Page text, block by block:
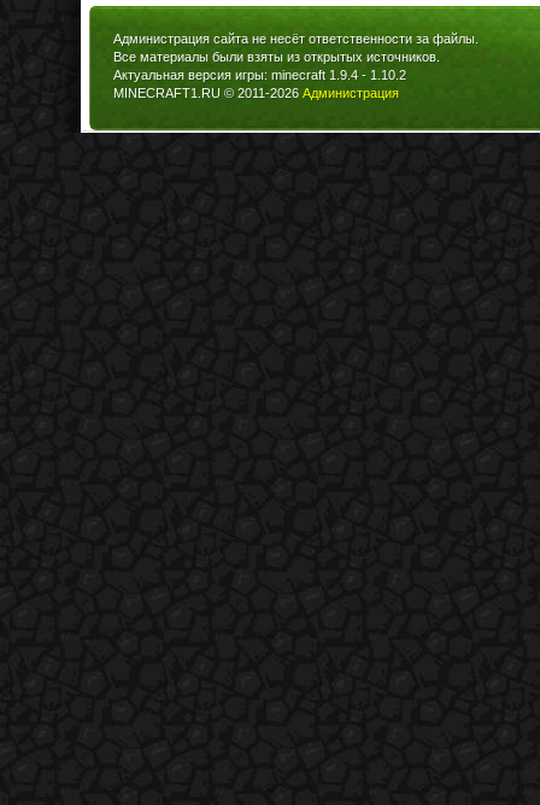
Администрация сайта не несёт ответственности за файлы.
Все материалы были взяты из открытых источников.
Актуальная версия игры: minecraft 1.9.4 - 1.10.2
MINECRAFT1.RU © 2011-2026 Администрация